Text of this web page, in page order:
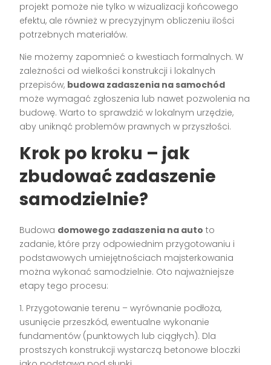
projekt pomoże nie tylko w wizualizacji końcowego
efektu, ale również w precyzyjnym obliczeniu ilości
potrzebnych materiałów.
Nie możemy zapomnieć o kwestiach formalnych. W
zależności od wielkości konstrukcji i lokalnych
przepisów, budowa zadaszenia na samochód
może wymagać zgłoszenia lub nawet pozwolenia na
budowę. Warto to sprawdzić w lokalnym urzędzie,
aby uniknąć problemów prawnych w przyszłości.
Krok po kroku – jak
zbudować zadaszenie
samodzielnie?
Budowa domowego zadaszenia na auto to
zadanie, które przy odpowiednim przygotowaniu i
podstawowych umiejętnościach majsterkowania
można wykonać samodzielnie. Oto najważniejsze
etapy tego procesu:
1. Przygotowanie terenu – wyrównanie podłoża,
usunięcie przeszkód, ewentualne wykonanie
fundamentów (punktowych lub ciągłych). Dla
prostszych konstrukcji wystarczą betonowe bloczki